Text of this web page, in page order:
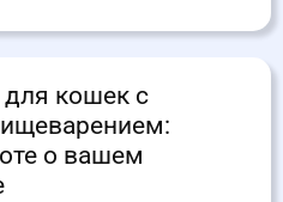
кошек с
о вашем